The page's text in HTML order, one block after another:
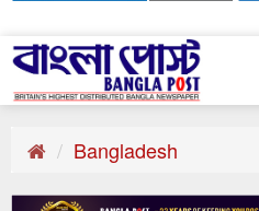
Bangladesh